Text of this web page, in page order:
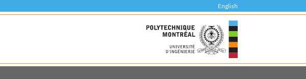
English